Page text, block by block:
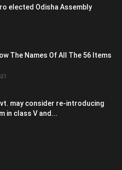
elected Odisha Assembly
The Names Of All The 56 Items
may consider re-introducing
in class V and...